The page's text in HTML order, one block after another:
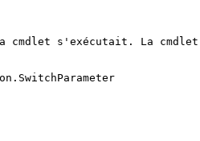
s'exécutait. La cmdlet